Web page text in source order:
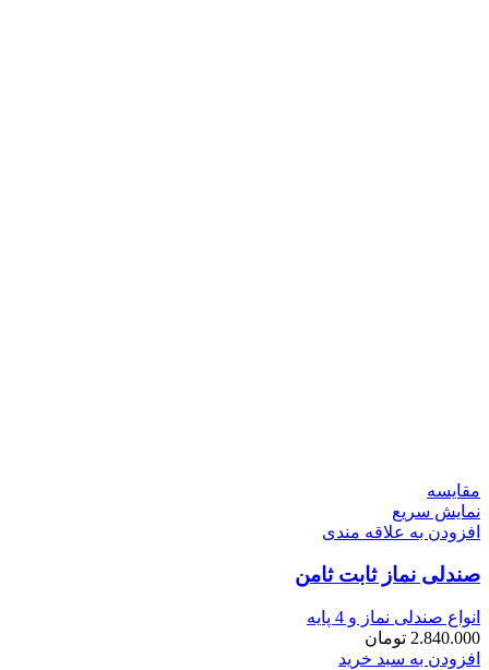
مقايسه
نمایش سریع
افزودن به علاقه مندی
صندلی نماز ثابت ثامن
انواع صندلی نماز و 4 پایه
2.840.000 تومان
افزودن به سبد خرید